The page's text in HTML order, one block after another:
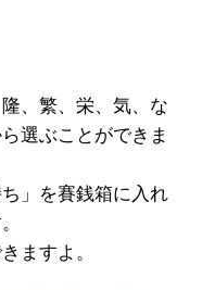
、繁、栄、気、な
選ぶことができま
」を賽銭箱に入れ
ますよ。